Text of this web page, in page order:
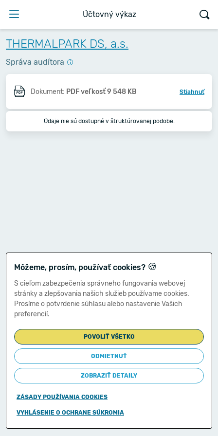
Účtovný výkaz
THERMALPARK DS, a.s.
Správa audítora
Dokument: PDF veľkosť 9 548 KB Stiahnuť
Údaje nie sú dostupné v štruktúrovanej podobe.
Môžeme, prosím, používať cookies? 🍪
S cieľom zabezpečenia správneho fungovania webovej
stránky a zlepšovania našich služieb používame cookies.
Prosíme o potvrdenie súhlasu alebo nastavenie Vašich
preferencií.
POVOLIŤ VŠETKO
ODMIETNUŤ
ZOBRAZIŤ DETAILY
ZÁSADY POUŽÍVANIA COOKIES
VYHLÁSENIE O OCHRANE SÚKROMIA
Copyright © 2011-2026